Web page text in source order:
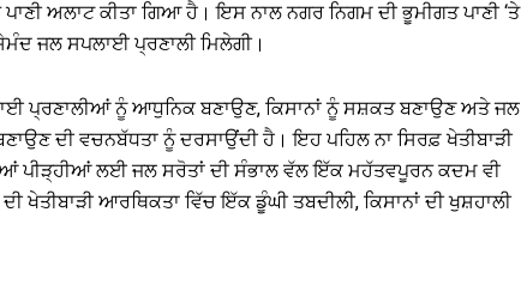
ਅਲਾਟ ਕੀਤਾ ਗਿਆ ਹੈ। ਇਸ ਨਾਲ ਨਗਰ ਨਿਗਮ ਦੀ ਭੂਮੀਗਤ ਪਾਣੀ ‘ਤੇ
ਜਲ ਸਪਲਾਈ ਪ੍ਰਣਾਲੀ ਮਿਲੇਗੀ।
ਪ੍ਰਣਾਲੀਆਂ ਨੂੰ ਆਧੁਨਿਕ ਬਣਾਉਣ, ਕਿਸਾਨਾਂ ਨੂੰ ਸਸ਼ਕਤ ਬਣਾਉਣ ਅਤੇ ਜਲ
ਦੀ ਵਚਨਬੱਧਤਾ ਨੂੰ ਦਰਸਾਉਂਦੀ ਹੈ। ਇਹ ਪਹਿਲ ਨਾ ਸਿਰਫ਼ ਖੇਤੀਬਾੜੀ
ਪੀੜ੍ਹੀਆਂ ਲਈ ਜਲ ਸਰੋਤਾਂ ਦੀ ਸੰਭਾਲ ਵੱਲ ਇੱਕ ਮਹੱਤਵਪੂਰਨ ਕਦਮ ਵੀ
ਖੇਤੀਬਾੜੀ ਆਰਥਿਕਤਾ ਵਿੱਚ ਇੱਕ ਡੂੰਘੀ ਤਬਦੀਲੀ, ਕਿਸਾਨਾਂ ਦੀ ਖੁਸ਼ਹਾਲੀ